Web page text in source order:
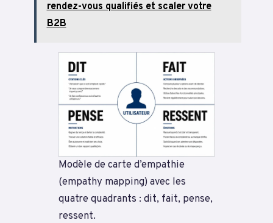
rendez-vous qualifiés et scaler votre
B2B
Modèle de carte d’empathie
(empathy mapping) avec les
quatre quadrants : dit, fait, pense,
ressent.